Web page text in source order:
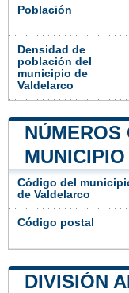
Población
Densidad de
población del
municipio de
Valdelarco
Código del
de Valdelarco
Código postal
DIVISIÓN